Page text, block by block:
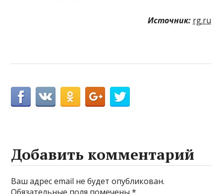
Источник: rg.ru
Добавить комментарий
Ваш адрес email не будет опубликован.